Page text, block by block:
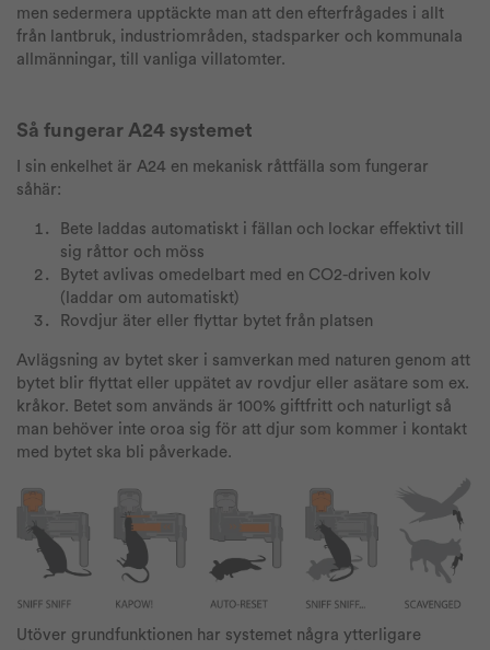
men sedermera upptäckte man att den efterfrågades i allt
från lantbruk, industriområden, stadsparker och kommunala
allmänningar, till vanliga villatomter.
Så fungerar A24 systemet
I sin enkelhet är A24 en mekanisk råttfälla som fungerar
såhär:
Bete laddas automatiskt i fällan och lockar effektivt till
sig råttor och möss
Bytet avlivas omedelbart med en CO2-driven kolv
(laddar om automatiskt)
Rovdjur äter eller flyttar bytet från platsen
Avlägsning av bytet sker i samverkan med naturen genom att
bytet blir flyttat eller uppätet av rovdjur eller asätare som ex.
kråkor. Betet som används är 100% giftfritt och naturligt så
man behöver inte oroa sig för att djur som kommer i kontakt
med bytet ska bli påverkade.
Utöver grundfunktionen har systemet några ytterligare